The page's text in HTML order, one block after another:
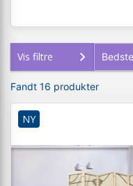
Vis filtre
Fandt 16 produkter
NY